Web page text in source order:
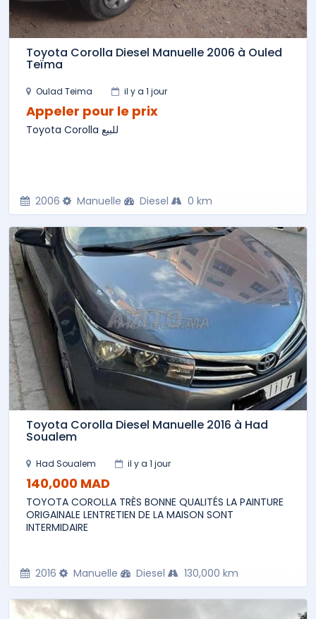
Toyota Corolla Diesel Manuelle 2006 à Ouled
Teïma
Oulad Teima il y a 1 jour
Appeler pour le prix
Toyota Corolla للبيع
2006 Manuelle Diesel 0 km
Toyota Corolla Diesel Manuelle 2016 à Had
Soualem
Had Soualem il y a 1 jour
140,000 MAD
TOYOTA COROLLA TRÈS BONNE QUALITÉS LA PAINTURE
ORIGAINALE LENTRETIEN DE LA MAISON SONT
INTERMIDAIRE
2016 Manuelle Diesel 130,000 km